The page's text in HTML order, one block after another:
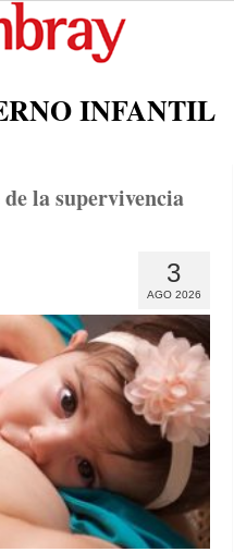
INFANTIL
la supervivencia
3
AGO 2026